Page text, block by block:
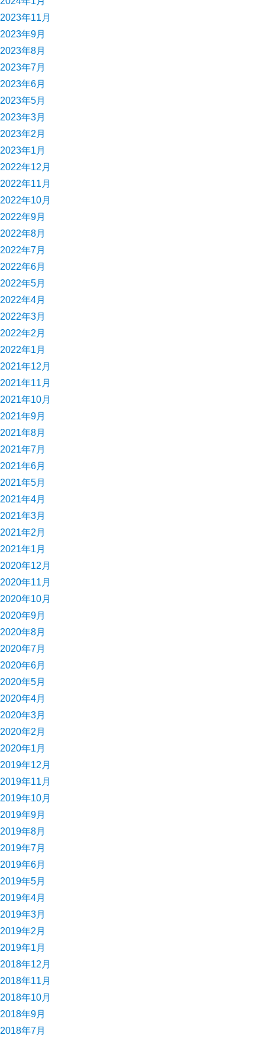
2023年11月
2023年9月
2023年8月
2023年7月
2023年6月
2023年5月
2023年3月
2023年2月
2023年1月
2022年12月
2022年11月
2022年10月
2022年9月
2022年8月
2022年7月
2022年6月
2022年5月
2022年4月
2022年3月
2022年2月
2022年1月
2021年12月
2021年11月
2021年10月
2021年9月
2021年8月
2021年7月
2021年6月
2021年5月
2021年4月
2021年3月
2021年2月
2021年1月
2020年12月
2020年11月
2020年10月
2020年9月
2020年8月
2020年7月
2020年6月
2020年5月
2020年4月
2020年3月
2020年2月
2020年1月
2019年12月
2019年11月
2019年10月
2019年9月
2019年8月
2019年7月
2019年6月
2019年5月
2019年4月
2019年3月
2019年2月
2019年1月
2018年12月
2018年11月
2018年10月
2018年9月
2018年7月